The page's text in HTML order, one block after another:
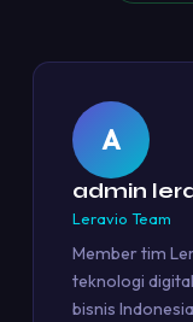
A
admin
Leravio Team
Member tim
teknologi
bisnis